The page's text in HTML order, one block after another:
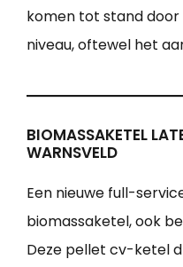
komen tot stand
niveau, oftewel het
BIOMASSAKETEL
WARNSVELD
Een nieuwe full-
biomassaketel, ook
Deze pellet cv-ketel